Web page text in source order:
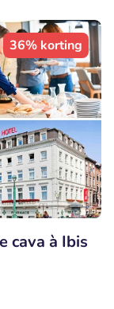
36% korting
cava à Ibis